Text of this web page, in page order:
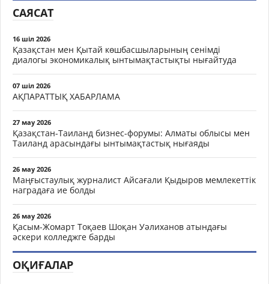
САЯСАТ
16 шіл 2026
Қазақстан мен Қытай көшбасшыларының сенімді
диалогы экономикалық ынтымақтастықты нығайтуда
07 шіл 2026
АҚПАРАТТЫҚ ХАБАРЛАМА
27 мау 2026
Қазақстан-Таиланд бизнес-форумы: Алматы облысы мен
Таиланд арасындағы ынтымақтастық нығаяды
26 мау 2026
Маңғыстаулық журналист Айсағали Қыдыров мемлекеттік
наградаға ие болды
26 мау 2026
Қасым-Жомарт Тоқаев Шоқан Уәлиханов атындағы
әскери колледжге барды
ОҚИҒАЛАР